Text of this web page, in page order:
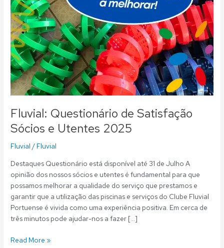
Fluvial: Questionário de Satisfação
Sócios e Utentes 2025
Fluvial / Fluvial
Destaques Questionário está disponível até 31 de Julho A
opinião dos nossos sócios e utentes é fundamental para que
possamos melhorar a qualidade do serviço que prestamos e
garantir que a utilização das piscinas e serviços do Clube Fluvial
Portuense é vivida como uma experiência positiva. Em cerca de
três minutos pode ajudar-nos a fazer […]
Read More »